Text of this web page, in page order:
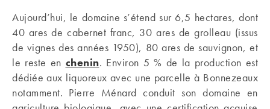
Aujourd’hui, le domaine s’étend sur 6,5 hectares, dont
40 ares de cabernet franc, 30 ares de grolleau (issus
de vignes des années 1950), 80 ares de sauvignon, et
le reste en chenin. Environ 5 % de la production est
dédiée aux liquoreux avec une parcelle à Bonnezeaux
notamment. Pierre Ménard conduit son domaine en